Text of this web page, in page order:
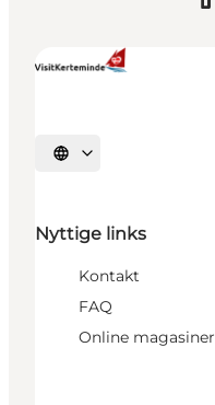
Vælg sprog
Nyttige links
Kontakt
FAQ
Online magasiner